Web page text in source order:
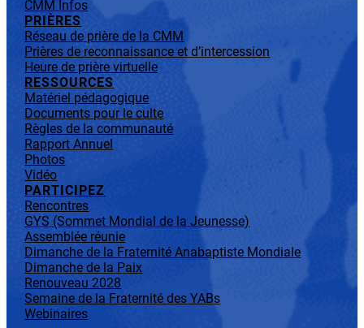
CMM Infos
PRIÈRES
Réseau de prière de la CMM
Prières de reconnaissance et d’intercession
Heure de prière virtuelle
RESSOURCES
Matériel pédagogique
Documents pour le culte
Règles de la communauté
Rapport Annuel
Photos
Vidéo
PARTICIPEZ
Rencontres
GYS (Sommet Mondial de la Jeunesse)
Assemblée réunie
Dimanche de la Fraternité Anabaptiste Mondiale
Dimanche de la Paix
Renouveau 2028
Semaine de la Fraternité des YABs
Webinaires